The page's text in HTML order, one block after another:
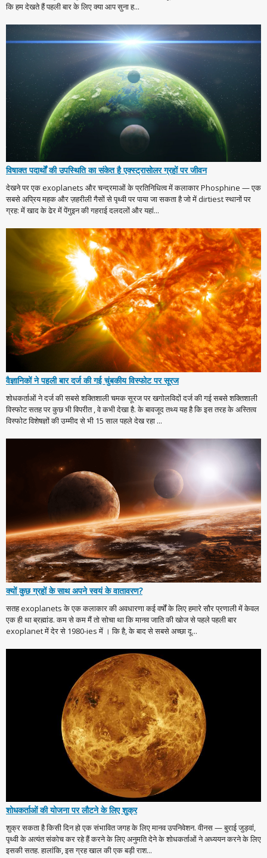
कि हम देखते हैं पहली बार के लिए क्या आप सुना ह...
विषाक्त पदार्थों की उपस्थिति का संकेत है एक्स्ट्रासोलर ग्रहों पर जीवन
देखने पर एक exoplanets और चन्द्रमाओं के प्रतिनिधित्व में कलाकार Phosphine — एक
सबसे अप्रिय महक और ज़हरीली गैसों से पृथ्वी पर पाया जा सकता है जो में dirtiest स्थानों पर
ग्रह: में खाद के ढेर में पेंगुइन की गहराई दलदलों और यहां...
वैज्ञानिकों ने पहली बार दर्ज की गई चुंबकीय विस्फोट पर सूरज
शोधकर्ताओं ने दर्ज की सबसे शक्तिशाली चमक सूरज पर खगोलविदों दर्ज की गई सबसे शक्तिशाली
विस्फोट सतह पर कुछ भी विपरीत , वे कभी देखा है. के बावजूद तथ्य यह है कि इस तरह के अस्तित्व
विस्फोट विशेषज्ञों की उम्मीद से भी 15 साल पहले देख रहा ...
क्यों कुछ ग्रहों के साथ अपने स्वयं के वातावरण?
सतह exoplanets के एक कलाकार की अवधारणा कई वर्षों के लिए हमारे सौर प्रणाली में केवल
एक ही था ब्रह्मांड. कम से कम मैं तो सोचा था कि मानव जाति की खोज से पहले पहली बार
exoplanet में देर से 1980-ies में । कि है, के बाद से सबसे अच्छा दू...
शोधकर्ताओं की योजना पर लौटने के लिए शुक्र
शुक्र सकता है किसी दिन हो एक संभावित जगह के लिए मानव उपनिवेशन. वीनस — बुराई जुड़वां,
पृथ्वी के अत्यंत संकोच कर रहे हैं करने के लिए अनुमति देने के शोधकर्ताओं ने अध्ययन करने के लिए
इसकी सतह. हालांकि, इस ग्रह खाल की एक बड़ी राश...